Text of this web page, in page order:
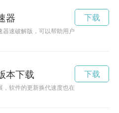
器
器速破解版，可以帮助用户快速提升网络
下载
本下载
，软件的更新换代速度也在加快，许多用
下载